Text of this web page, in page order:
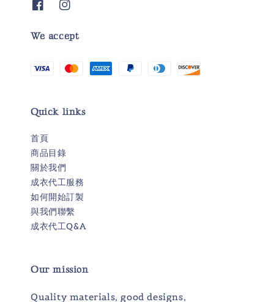
We accept
Quick links
首頁
商品目錄
關於我們
成衣代工服務
如何開始訂製
與我們聯繫
成衣代工Q&A
Our mission
Quality materials, good designs,